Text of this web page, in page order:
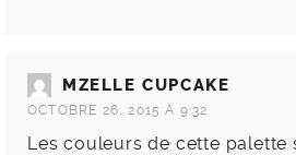
MZELLE CUPCAKE
OCTOBRE 26, 2015 À 9:32
Les couleurs de cette palette